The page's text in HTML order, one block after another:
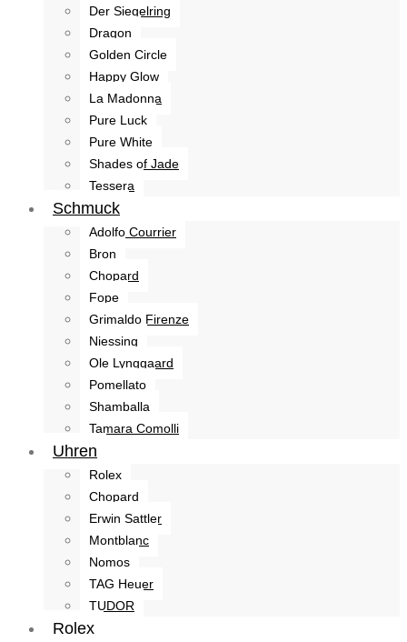
Der Siegelring
Dragon
Golden Circle
Happy Glow
La Madonna
Pure Luck
Pure White
Shades of Jade
Tessera
Schmuck
Adolfo Courrier
Bron
Chopard
Fope
Grimaldo Firenze
Niessing
Ole Lynggaard
Pomellato
Shamballa
Tamara Comolli
Uhren
Rolex
Chopard
Erwin Sattler
Montblanc
Nomos
TAG Heuer
TUDOR
Rolex